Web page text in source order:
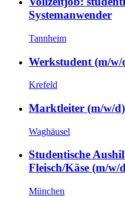
Systemanwender
Tannheim
Werkstudent (m/w/
Krefeld
Marktleiter (m/w/d)
Waghäusel
Studentische
Fleisch/Käse (m/w/
München